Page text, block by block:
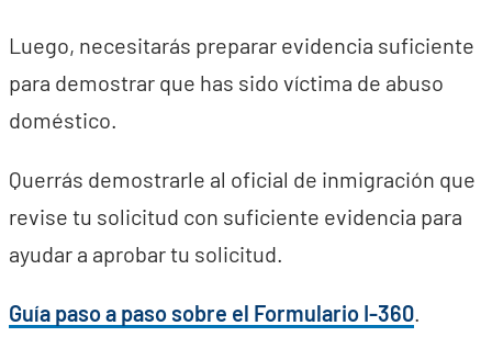
Luego, necesitarás preparar evidencia suficiente
para demostrar que has sido víctima de abuso
doméstico.
Querrás demostrarle al oficial de inmigración que
revise tu solicitud con suficiente evidencia para
ayudar a aprobar tu solicitud.
Guía paso a paso sobre el Formulario I-360.